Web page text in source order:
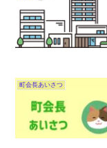
町会長あいさつ